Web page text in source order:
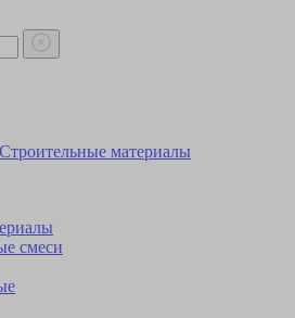
Строительные материалы
смеси